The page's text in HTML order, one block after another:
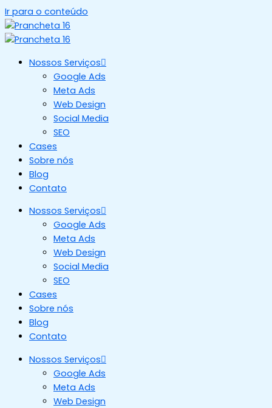
Ir para o conteúdo
Nossos Serviços
Google Ads
Meta Ads
Web Design
Social Media
SEO
Cases
Sobre nós
Blog
Contato
Nossos Serviços
Google Ads
Meta Ads
Web Design
Social Media
SEO
Cases
Sobre nós
Blog
Contato
Nossos Serviços
Google Ads
Meta Ads
Web Design